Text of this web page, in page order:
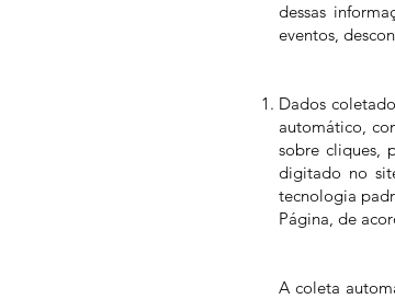
dessas
eventos,
Dados
automático,
sobre cliques,
digitado no
tecnologia
Página, de
A coleta